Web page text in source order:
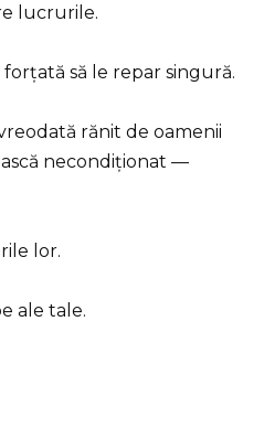
lucrurile.
să le repar singură.
rănit de oamenii
necondiționat —
lor.
ale tale.